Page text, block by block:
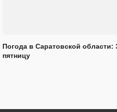
Погода в Саратовской области:
пятницу